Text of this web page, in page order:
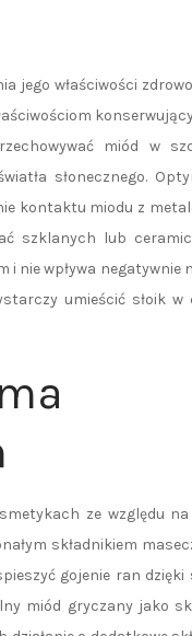
jego właściwości
miód w
słonecznego.
kontaktu miodu z
szklanych lub
nie wpływa negatywnie
umieścić słoik w
ze względu na
składnikiem
gojenie ran dzięki
miód gryczany jako